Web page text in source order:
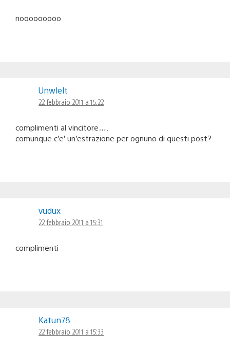
nooooooooo
Unwlelt
22 febbraio 2011 a 15:22
complimenti al vincitore….
comunque c’e’ un’estrazione per ognuno di questi post?
vudux
22 febbraio 2011 a 15:31
complimenti
Katun78
22 febbraio 2011 a 15:33